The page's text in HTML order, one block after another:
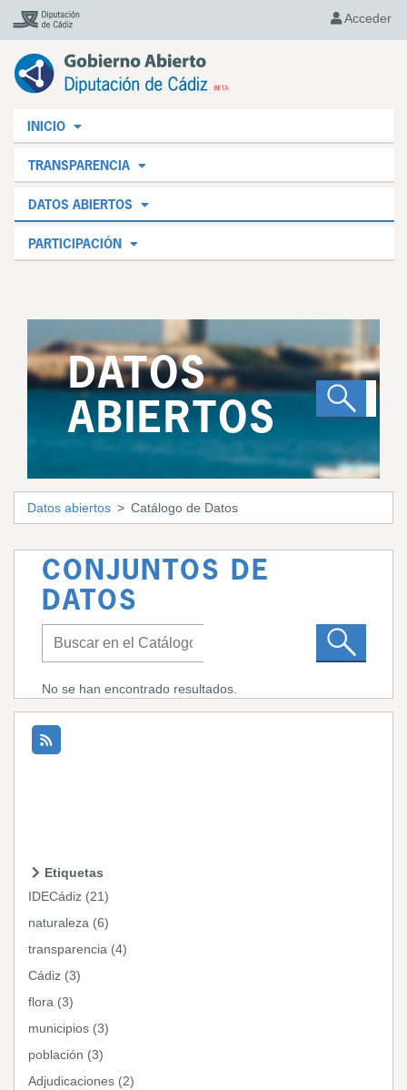
Acceder
INICIO
TRANSPARENCIA
DATOS ABIERTOS
PARTICIPACIÓN
DATOS
ABIERTOS
Datos abiertos Catálogo de Datos
CONJUNTOS DE
DATOS
No se han encontrado resultados.
Etiquetas
IDECádiz (21)
naturaleza (6)
transparencia (4)
Cádiz (3)
flora (3)
municipios (3)
población (3)
Adjudicaciones (2)